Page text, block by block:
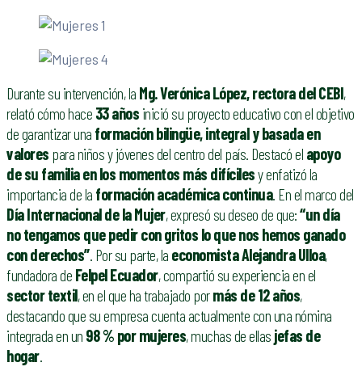
Durante su intervención, la Mg. Verónica López, rectora del CEBI,
relató cómo hace 33 años inició su proyecto educativo con el objetivo
de garantizar una formación bilingüe, integral y basada en
valores para niños y jóvenes del centro del país. Destacó el apoyo
de su familia en los momentos más difícilesy enfatizó la
importancia de la formación académica continua. En el marco del
Día Internacional de la Mujer, expresó su deseo de que:“un día
no tengamos que pedir con gritos lo que nos hemos ganado
con derechos”. Por su parte, la economista Alejandra Ulloa,
fundadora de Felpel Ecuador, compartió su experiencia en el
sector textil, en el que ha trabajado pormás de 12 años,
destacando que su empresa cuenta actualmente con una nómina
integrada en un 98 % por mujeres, muchas de ellas jefas de
hogar.